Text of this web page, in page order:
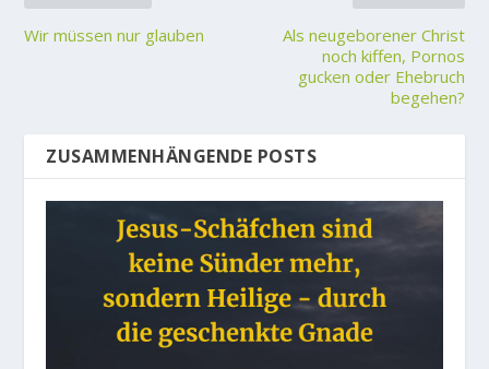
Wir müssen nur glauben
Als neugeborener Christ
noch kiffen, Pornos
gucken oder Ehebruch
begehen?
ZUSAMMENHÄNGENDE POSTS